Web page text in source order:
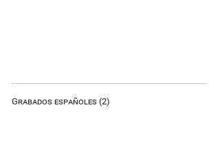
Grabados españoles (2)